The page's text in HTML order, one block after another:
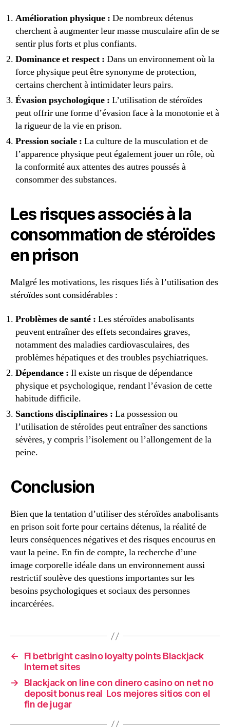
Amélioration physique : De nombreux détenus
cherchent à augmenter leur masse musculaire afin de se
sentir plus forts et plus confiants.
Dominance et respect : Dans un environnement où la
force physique peut être synonyme de protection,
certains cherchent à intimidater leurs pairs.
Évasion psychologique : L’utilisation de stéroïdes
peut offrir une forme d’évasion face à la monotonie et à
la rigueur de la vie en prison.
Pression sociale : La culture de la musculation et de
l’apparence physique peut également jouer un rôle, où
la conformité aux attentes des autres poussés à
consommer des substances.
Les risques associés à la
consommation de stéroïdes
en prison
Malgré les motivations, les risques liés à l’utilisation des
stéroïdes sont considérables :
Problèmes de santé : Les stéroïdes anabolisants
peuvent entraîner des effets secondaires graves,
notamment des maladies cardiovasculaires, des
problèmes hépatiques et des troubles psychiatriques.
Dépendance : Il existe un risque de dépendance
physique et psychologique, rendant l’évasion de cette
habitude difficile.
Sanctions disciplinaires : La possession ou
l’utilisation de stéroïdes peut entraîner des sanctions
sévères, y compris l’isolement ou l’allongement de la
peine.
Conclusion
Bien que la tentation d’utiliser des stéroïdes anabolisants
en prison soit forte pour certains détenus, la réalité de
leurs conséquences négatives et des risques encourus en
vaut la peine. En fin de compte, la recherche d’une
image corporelle idéale dans un environnement aussi
restrictif soulève des questions importantes sur les
besoins psychologiques et sociaux des personnes
incarcérées.
←
Fl betbright casino loyalty points Blackjack
Internet sites
→
Blackjack on line con dinero casino on net no
deposit bonus real ️ Los mejores sitios con el
fin de jugar